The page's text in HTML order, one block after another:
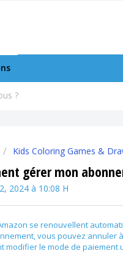
Kids Coloring Games &
gérer mon
2024 à 10:08 H
se renouvellent
vous pouvez annuler
modifier le mode de paiement